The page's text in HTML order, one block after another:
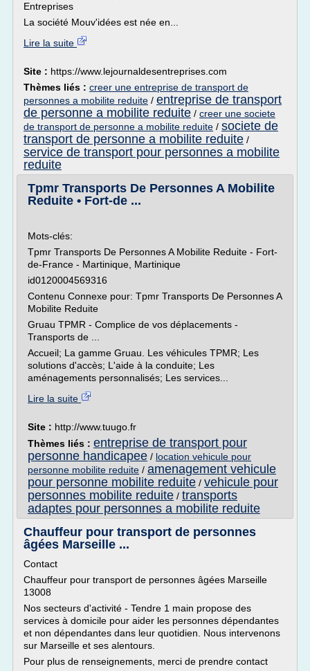
Entreprises
La société Mouv'idées est née en...
Lire la suite
Site : https://www.lejournaldesentreprises.com
Thèmes liés : creer une entreprise de transport de
personnes a mobilite reduite / entreprise de transport
de personne a mobilite reduite / creer une societe
de transport de personne a mobilite reduite / societe de
transport de personne a mobilite reduite /
service de transport pour personnes a mobilite
reduite
Tpmr Transports De Personnes A Mobilite
Reduite • Fort-de ...
Mots-clés:
Tpmr Transports De Personnes A Mobilite Reduite - Fort-
de-France - Martinique, Martinique
id0120004569316
Contenu Connexe pour: Tpmr Transports De Personnes A
Mobilite Reduite
Gruau TPMR - Complice de vos déplacements -
Transports de ...
Accueil; La gamme Gruau. Les véhicules TPMR; Les
solutions d'accès; L'aide à la conduite; Les
aménagements personnalisés; Les services...
Lire la suite
Site : http://www.tuugo.fr
Thèmes liés : entreprise de transport pour
personne handicapee / location vehicule pour
personne mobilite reduite / amenagement vehicule
pour personne mobilite reduite / vehicule pour
personnes mobilite reduite / transports
adaptes pour personnes a mobilite reduite
Chauffeur pour transport de personnes
âgées Marseille ...
Contact
Chauffeur pour transport de personnes âgées Marseille
13008
Nos secteurs d'activité - Tendre 1 main propose des
services à domicile pour aider les personnes dépendantes
et non dépendantes dans leur quotidien. Nous intervenons
sur Marseille et ses alentours.
Pour plus de renseignements, merci de prendre contact